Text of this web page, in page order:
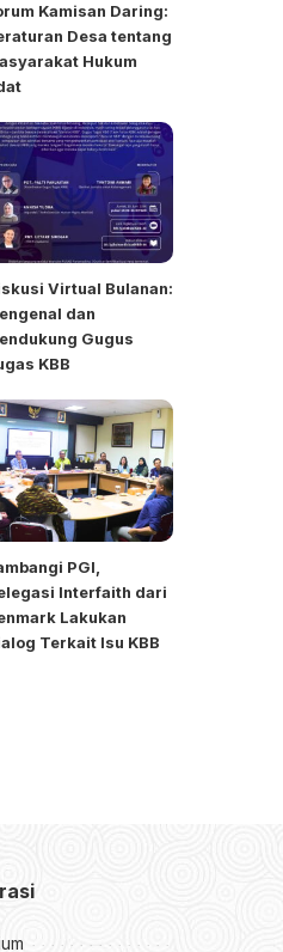
Kamisan Daring:
Desa tentang
Hukum
Virtual Bulanan:
dan
Gugus
KBB
PGI,
Interfaith dari
Lakukan
Terkait Isu KBB